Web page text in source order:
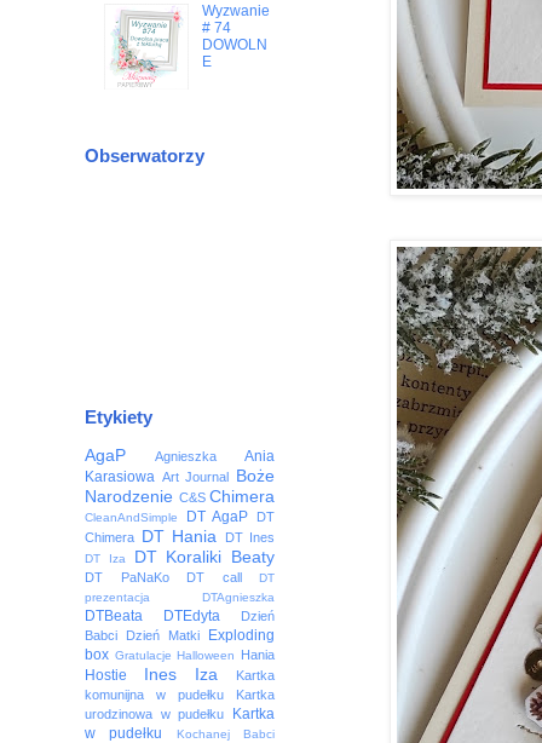
Wyzwanie
# 74
DOWOLN
E
Obserwatorzy
Etykiety
AgaP Agnieszka
Ania
Karasiowa Art Journal
Boże
Narodzenie C&S Chimera
CleanAndSimple DT AgaP
DT
Chimera DT Hania DT Ines
DT Iza DT Koraliki Beaty
DT PaNaKo DT call
DT
prezentacja
DTAgnieszka
DTBeata DTEdyta
Dzień
Babci
Dzień Matki
Exploding
box Gratulacje Halloween Hania
Hostie Ines Iza
Kartka
komunijna w pudełku
Kartka
urodzinowa w pudełku
Kartka
w pudełku
Kochanej Babci